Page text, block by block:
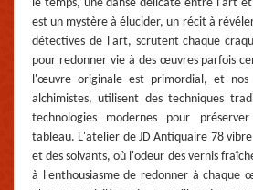
le temps, une danse délicate entre l'art
est un mystère à élucider, un récit à
détectives de l'art, scrutent chaque
pour redonner vie à des œuvres parfois
l'œuvre originale est primordial, et nos
alchimistes, utilisent des techniques
technologies modernes pour
tableau. L'atelier de JD Antiquaire 78
et des solvants, où l'odeur des vernis
à l'enthousiasme de redonner à chaque